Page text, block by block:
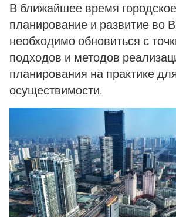
В ближайшее время городское
планирование и развитие во
необходимо обновиться с
подходов и методов
планирования на практике
осуществимости.